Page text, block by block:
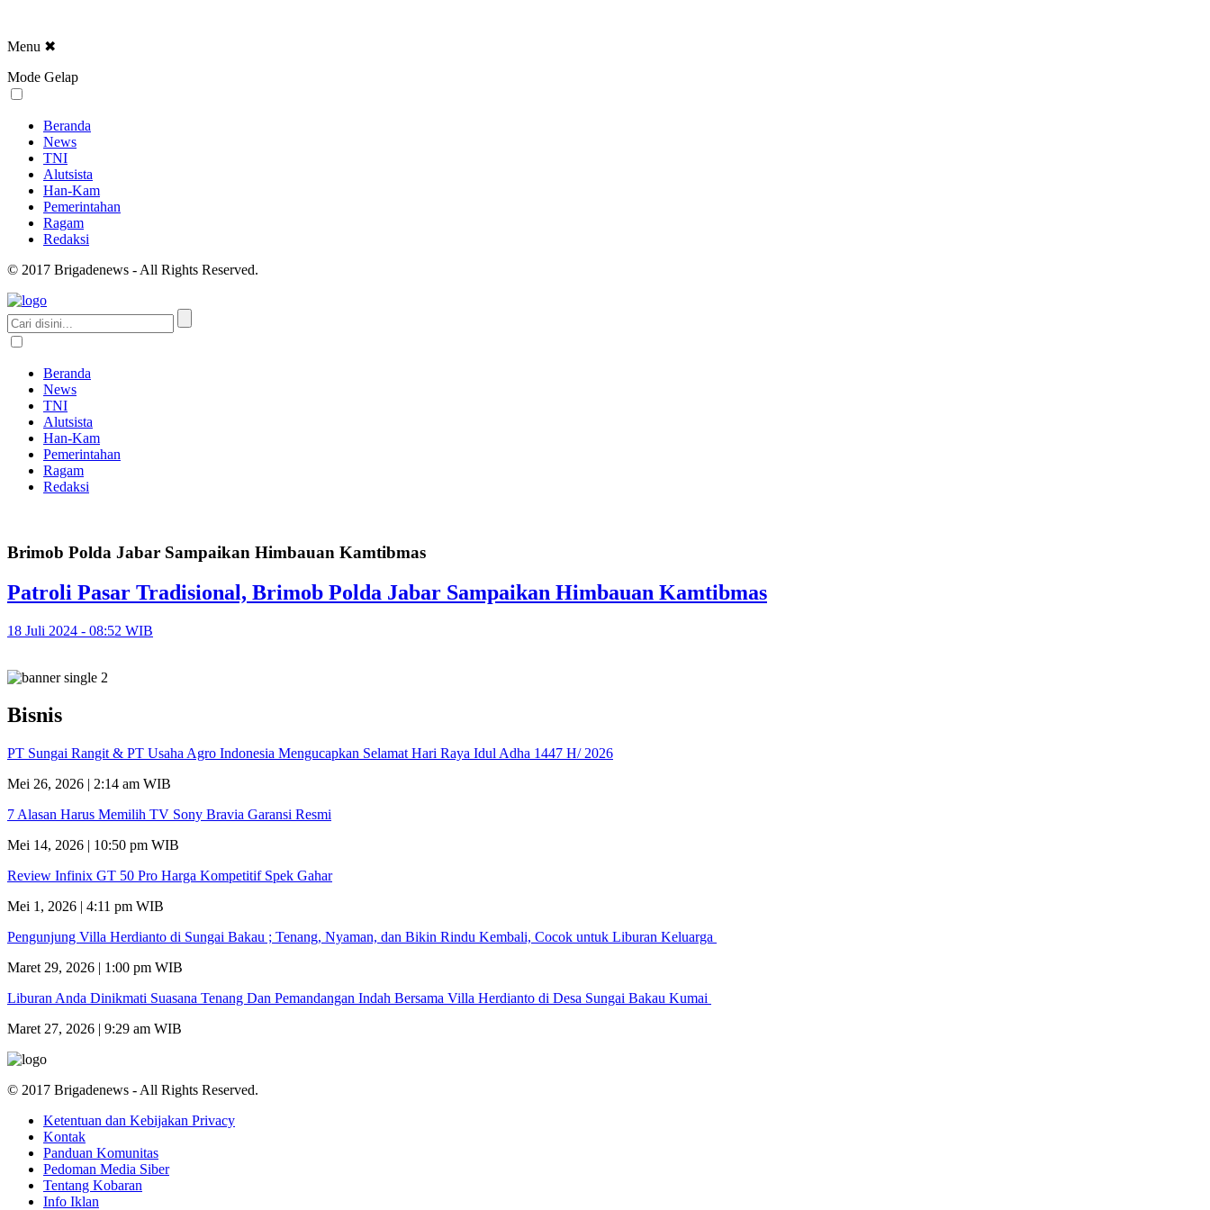
Menu ✖
Mode Gelap
Beranda
News
TNI
Alutsista
Han-Kam
Pemerintahan
Ragam
Redaksi
© 2017 Brigadenews - All Rights Reserved.
Beranda
News
TNI
Alutsista
Han-Kam
Pemerintahan
Ragam
Redaksi
Brimob Polda Jabar Sampaikan Himbauan Kamtibmas
Patroli Pasar Tradisional, Brimob Polda Jabar Sampaikan Himbauan Kamtibmas
18 Juli 2024 - 08:52 WIB
Bisnis
PT Sungai Rangit & PT Usaha Agro Indonesia Mengucapkan Selamat Hari Raya Idul Adha 1447 H/ 2026
Mei 26, 2026 | 2:14 am WIB
7 Alasan Harus Memilih TV Sony Bravia Garansi Resmi
Mei 14, 2026 | 10:50 pm WIB
Review Infinix GT 50 Pro Harga Kompetitif Spek Gahar
Mei 1, 2026 | 4:11 pm WIB
Pengunjung Villa Herdianto di Sungai Bakau ; Tenang, Nyaman, dan Bikin Rindu Kembali, Cocok untuk Liburan Keluarga
Maret 29, 2026 | 1:00 pm WIB
Liburan Anda Dinikmati Suasana Tenang Dan Pemandangan Indah Bersama Villa Herdianto di Desa Sungai Bakau Kumai
Maret 27, 2026 | 9:29 am WIB
© 2017 Brigadenews - All Rights Reserved.
Ketentuan dan Kebijakan Privacy
Kontak
Panduan Komunitas
Pedoman Media Siber
Tentang Kobaran
Info Iklan